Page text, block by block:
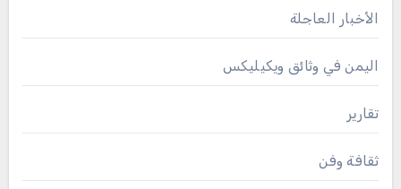
الأخبار العاجلة
اليمن في وثائق ويكيليكس
تقارير
ثقافة وفن